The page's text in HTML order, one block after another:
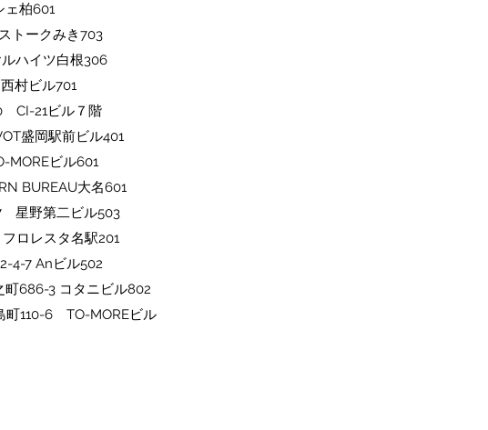
柏601
ークみき703
ハイツ白根306
村ビル701
CI-21ビル７階
盛岡駅前ビル401
ビル601
BUREAU大名601
星野第二ビル503
ロレスタ名駅201
4-7 Anビル502
686-3 コタニビル802
110-6 TO-MOREビル